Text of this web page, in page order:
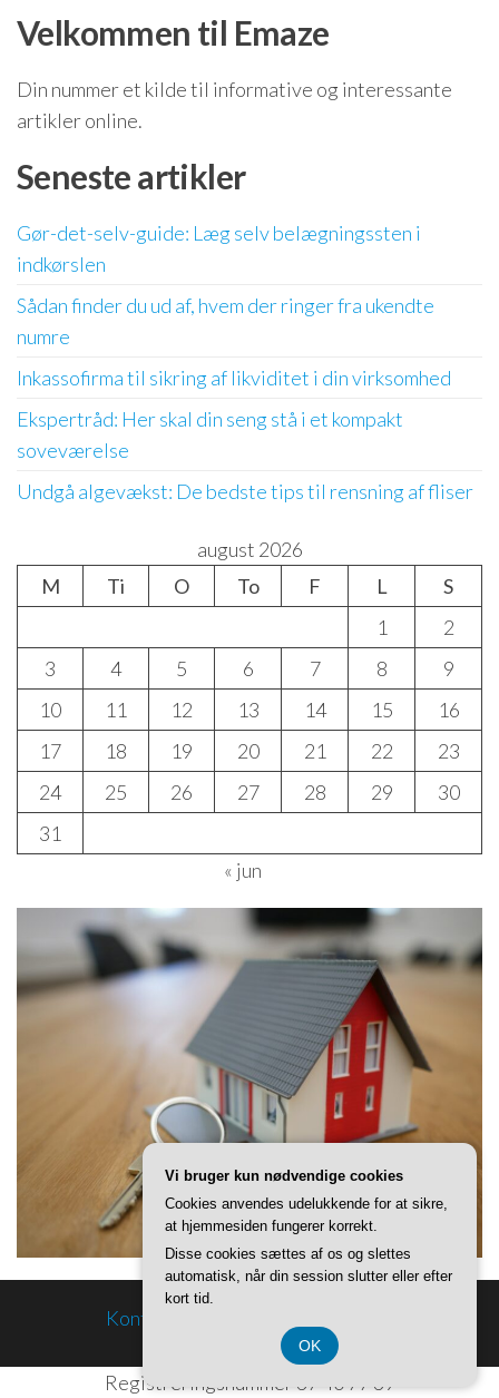
Velkommen til Emaze
Din nummer et kilde til informative og interessante
artikler online.
Seneste artikler
Gør-det-selv-guide: Læg selv belægningssten i
indkørslen
Sådan finder du ud af, hvem der ringer fra ukendte
numre
Inkassofirma til sikring af likviditet i din virksomhed
Ekspertråd: Her skal din seng stå i et kompakt
soveværelse
Undgå algevækst: De bedste tips til rensning af fliser
august 2026
M
Ti O To F L
S
1
2
3
4 5 6 7 8
9
10
11 12 13 14 15
16
17
18 19 20 21 22
23
24
25 26 27 28 29
30
31
« jun
Kontakt og Om
Registreringsnummer 37 40 77 39
Vi bruger kun nødvendige cookies
Cookies anvendes udelukkende for at sikre,
at hjemmesiden fungerer korrekt.
Disse cookies sættes af os og slettes
automatisk, når din session slutter eller efter
kort tid.
OK